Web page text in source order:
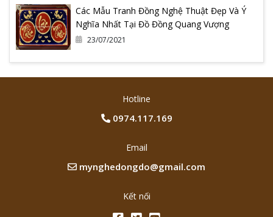
Các Mẫu Tranh Đồng Nghệ Thuật Đẹp Và Ý
Nghĩa Nhất Tại Đồ Đồng Quang Vượng
23/07/2021
Hotline
0974.117.169
Email
mynghedongdo@gmail.com
Kết nối